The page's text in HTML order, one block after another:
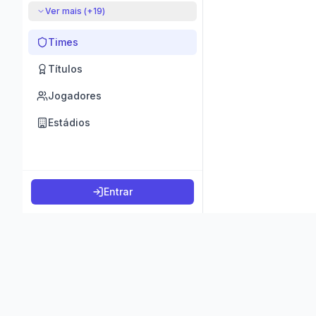
Ver mais (+19)
Times
Títulos
Jogadores
Estádios
Entrar